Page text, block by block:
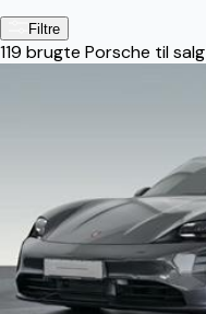
Filtre
119 brugte Porsche til salg